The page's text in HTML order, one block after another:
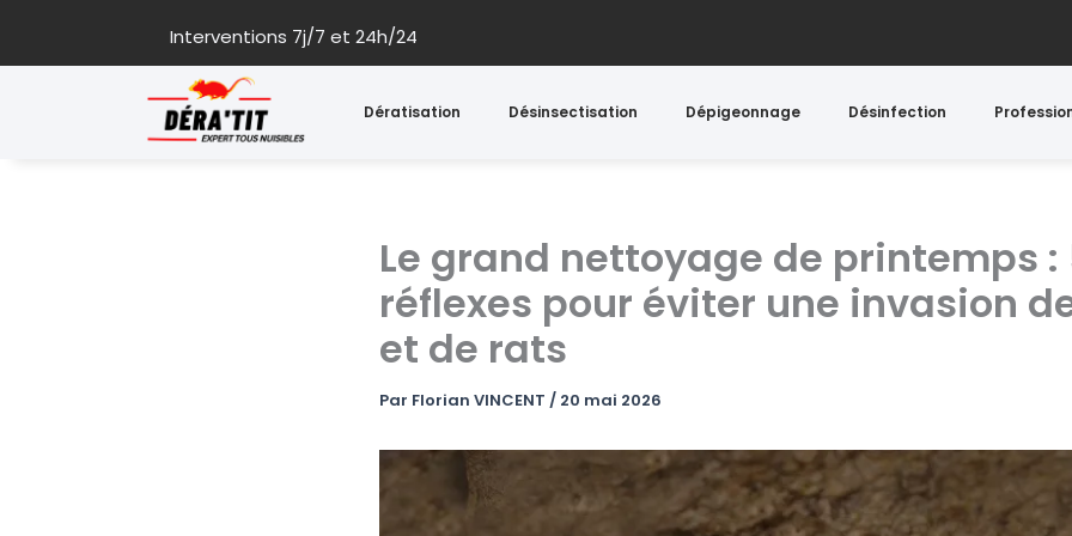
Interventions 7j/7 et 24h/24
Dératisation Désinsectisation Dépigeonnage Désinfection
Le grand nettoyage de printemps :
réflexes pour éviter une invasion
et de rats
Par Florian VINCENT / 20 mai 2026